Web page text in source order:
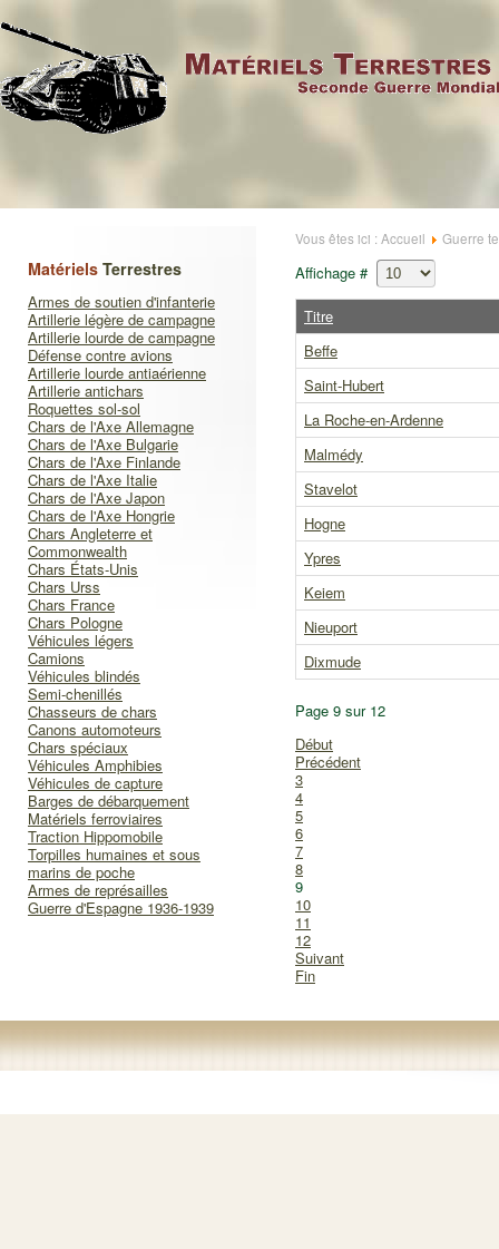
Matériels Terrestres
Armes de soutien d'infanterie
Artillerie légère de campagne
Artillerie lourde de campagne
Défense contre avions
Artillerie lourde antiaérienne
Artillerie antichars
Roquettes sol-sol
Chars de l'Axe Allemagne
Chars de l'Axe Bulgarie
Chars de l'Axe Finlande
Chars de l'Axe Italie
Chars de l'Axe Japon
Chars de l'Axe Hongrie
Chars Angleterre et
Commonwealth
Chars États-Unis
Chars Urss
Chars France
Chars Pologne
Véhicules légers
Camions
Véhicules blindés
Semi-chenillés
Chasseurs de chars
Canons automoteurs
Chars spéciaux
Véhicules Amphibies
Véhicules de capture
Barges de débarquement
Matériels ferroviaires
Traction Hippomobile
Torpilles humaines et sous
marins de poche
Armes de représailles
Guerre d'Espagne 1936-1939
Vous êtes ici : Accueil Guerre
Affichage #
Titre
Beffe
Saint-Hubert
La Roche-en-Ardenne
Malmédy
Stavelot
Hogne
Ypres
Keiem
Nieuport
Dixmude
Page 9 sur 12
Début
Précédent
3
4
5
6
7
8
9
10
11
12
Suivant
Fin